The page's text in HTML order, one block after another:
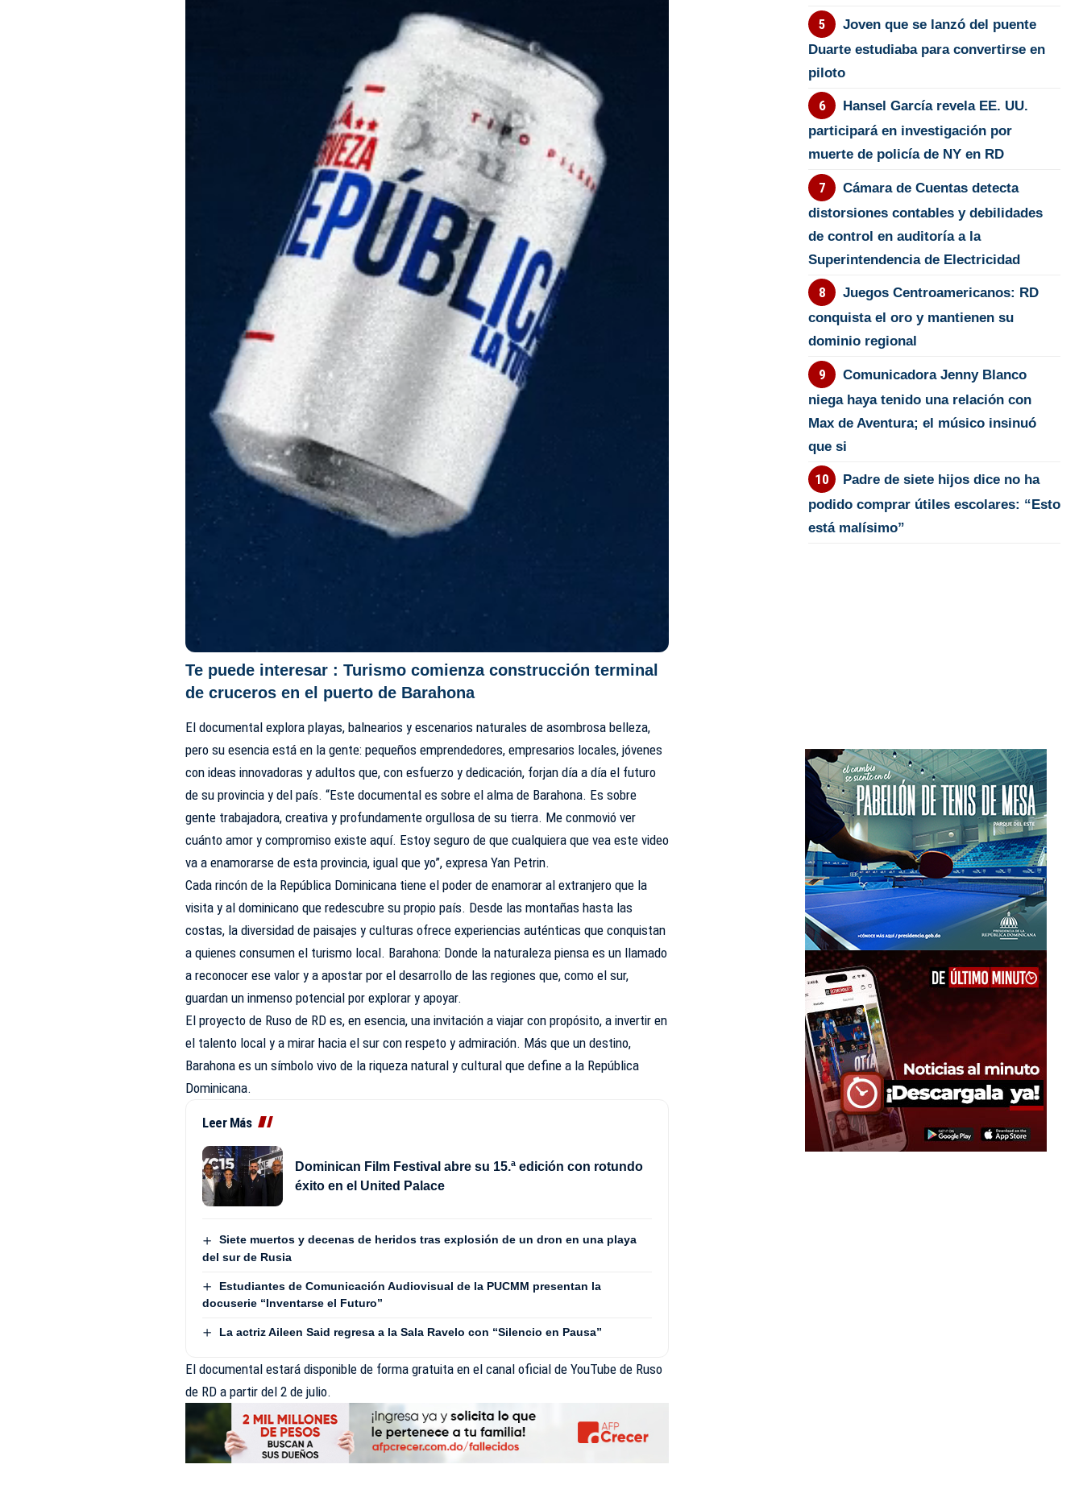
Te puede interesar : Turismo comienza construcción terminal
de cruceros en el puerto de Barahona
El documental explora playas, balnearios y escenarios naturales de asombrosa belleza,
pero su esencia está en la gente: pequeños emprendedores, empresarios locales, jóvenes
con ideas innovadoras y adultos que, con esfuerzo y dedicación, forjan día a día el futuro
de su provincia y del país. “Este documental es sobre el alma de Barahona. Es sobre
gente trabajadora, creativa y profundamente orgullosa de su tierra. Me conmovió ver
cuánto amor y compromiso existe aquí. Estoy seguro de que cualquiera que vea este video
va a enamorarse de esta provincia, igual que yo”, expresa Yan Petrin.
Cada rincón de la República Dominicana tiene el poder de enamorar al extranjero que la
visita y al dominicano que redescubre su propio país. Desde las montañas hasta las
costas, la diversidad de paisajes y culturas ofrece experiencias auténticas que conquistan
a quienes consumen el turismo local. Barahona: Donde la naturaleza piensa es un llamado
a reconocer ese valor y a apostar por el desarrollo de las regiones que, como el sur,
guardan un inmenso potencial por explorar y apoyar.
El proyecto de Ruso de RD es, en esencia, una invitación a viajar con propósito, a invertir en
el talento local y a mirar hacia el sur con respeto y admiración. Más que un destino,
Barahona es un símbolo vivo de la riqueza natural y cultural que define a la República
Dominicana.
Leer Más
Dominican Film Festival abre su 15.ª edición con rotundo
éxito en el United Palace
Siete muertos y decenas de heridos tras explosión de un dron en una playa
del sur de Rusia
Estudiantes de Comunicación Audiovisual de la PUCMM presentan la
docuserie “Inventarse el Futuro”
La actriz Aileen Said regresa a la Sala Ravelo con “Silencio en Pausa”
El documental estará disponible de forma gratuita en el canal oficial de YouTube de Ruso
de RD a partir del 2 de julio.
Joven que se lanzó del puente
Duarte estudiaba para convertirse en
piloto
Hansel García revela EE. UU.
participará en investigación por
muerte de policía de NY en RD
Cámara de Cuentas detecta
distorsiones contables y debilidades
de control en auditoría a la
Superintendencia de Electricidad
Juegos Centroamericanos: RD
conquista el oro y mantienen su
dominio regional
Comunicadora Jenny Blanco
niega haya tenido una relación con
Max de Aventura; el músico insinuó
que si
Padre de siete hijos dice no ha
podido comprar útiles escolares: “Esto
está malísimo”